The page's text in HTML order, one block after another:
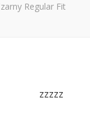
Regular Fit
zzzzz